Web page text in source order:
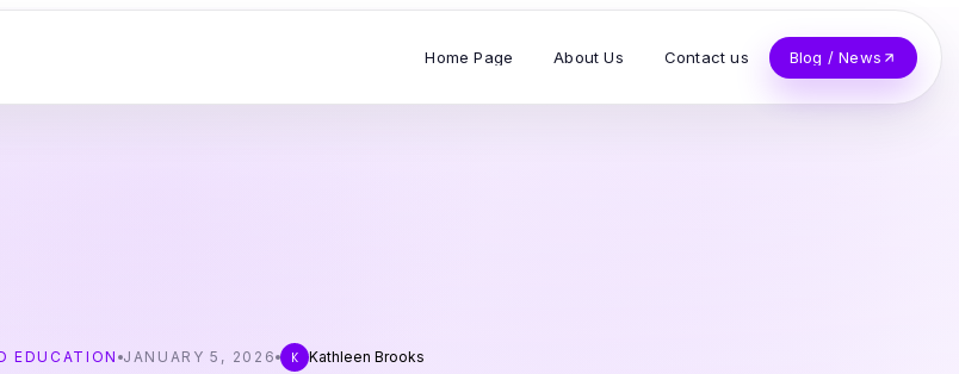
Home Page About Us Contact us Blog / News
EDUCATION JANUARY 5, 2026 K Kathleen Brooks